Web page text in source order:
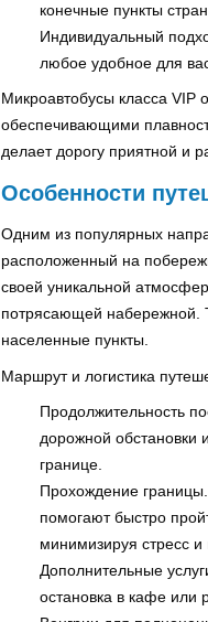
конечные пункты
Индивидуальный
любое удобное для
Микроавтобусы класса
обеспечивающими
делает дорогу приятной и
Особенности
Одним из популярных
расположенный на
своей уникальной
потрясающей набережной.
населенные пункты.
Маршрут и логистика
Продолжительность
дорожной обстановки
границе.
Прохождение
помогают быстро
минимизируя стресс
Дополнительные
остановка в кафе или